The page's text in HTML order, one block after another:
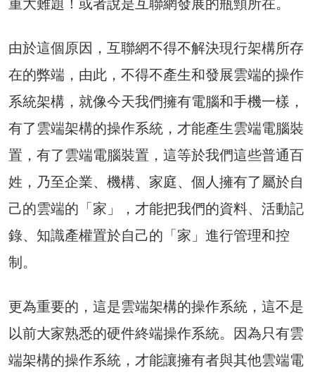
由於這個原因，互聯網不得不解決現行架構所存
在的弊端，由此，不得不產生和發展雲端的操作
系統架構，就像今天我們擁有電腦和手機一樣，
有了雲端架構的操作系統，才能產生雲端電腦裝
置，有了雲端電腦裝置，這等於我們這些普通百
姓，乃至企業、機構、家庭、個人擁有了屬於自
己的雲端的「家」，才能把我們的資料、活動記
錄、知識產權置於自己的「家」進行管理和控
制。
更為重要的，這是雲端架構的操作系統，這不是
以前大家熟悉的硬件終端操作系統。因為只有雲
端架構的操作系統，才能讓擁有者與其他雲端電